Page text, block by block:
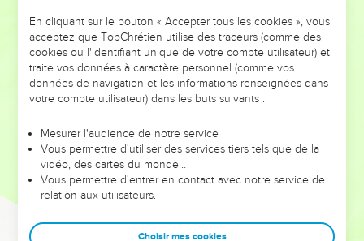
NE MANQUEZ PAS L’ÉVÉNEMENT
DE L’ANNÉE !
ET SI LEURS ERREURS POUVAIENT VOUS ÉVITER LES
VOTRES ?
leur foi ou leur vision. Mais on voit moins les doutes, les erreurs
et les saisons difficiles qu'ils ont traversés, alors même que ce
sont elles qui les ont façonnés.
Dans cette conférence, leaders, entrepreneurs, et responsables
clés pour avancer avec plus de sagesse afin que leurs erreurs
En cliquant sur le bouton « Accepter tous les cookies », vous
acceptez que TopChrétien utilise des traceurs (comme des
cookies ou l'identifiant unique de votre compte utilisateur) et
traite vos données à caractère personnel (comme vos
données de navigation et les informations renseignées dans
votre compte utilisateur) dans les buts suivants :
Mesurer l'audience de notre service
Vous permettre d'utiliser des services tiers tels que de la
vidéo, des cartes du monde…
Vous permettre d'entrer en contact avec notre service de
relation aux utilisateurs.
Choisir mes cookies